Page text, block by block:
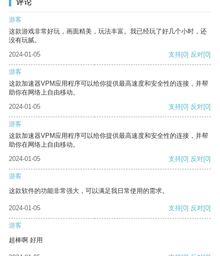
评论
游客
这款游戏非常好玩，画面精美，玩法丰富。我已经玩了好几个小时，还
没有玩腻。
2024-01-05
支持[0] 反对[0]
游客
这款加速器VPM应用程序可以给你提供最高速度和安全性的连接，并帮
助你在网络上自由移动。
2024-01-05
支持[0] 反对[0]
游客
这款加速器VPM应用程序可以给你提供最高速度和安全性的连接，并帮
助你在网络上自由移动。
2024-01-05
支持[0] 反对[0]
游客
这款软件的功能非常强大，可以满足我日常使用的需求。
2024-01-05 支持[0] 反对[0]
游客
超棒啊 好用